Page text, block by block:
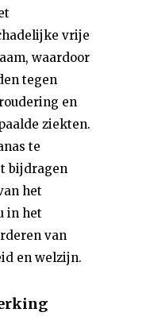
vrije
waardoor
tegen
en
ziekten.
te
bijdragen
het
in het
van
en welzijn.